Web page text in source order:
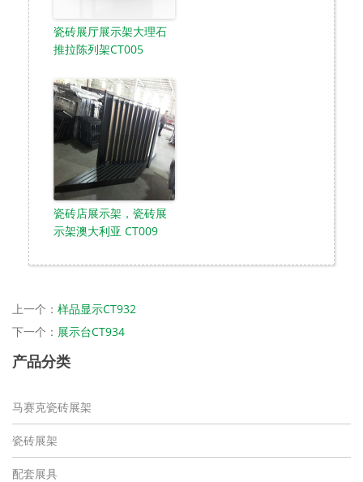
瓷砖展厅展示架大理石
推拉陈列架CT005
瓷砖店展示架，瓷砖展
示架澳大利亚 CT009
上一个： 样品显示CT932
下一个： 展示台CT934
产品分类
马赛克瓷砖展架
瓷砖展架
配套展具